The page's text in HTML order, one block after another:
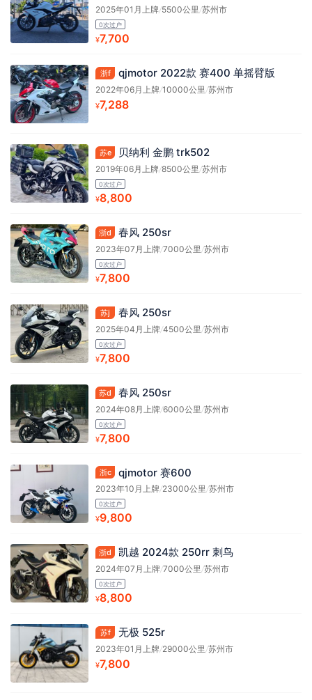
2025年01月上牌/5500公里 /苏州市
0次过户
¥7,700
浙f qjmotor 2022款 赛400 单摇臂版
2022年06月上牌/10000公里 /苏州市
¥7,288
苏e 贝纳利 金鹏 trk502
2019年06月上牌/8500公里 /苏州市
0次过户
¥8,800
浙d 春风 250sr
2023年07月上牌/7000公里 /苏州市
0次过户
¥7,800
苏j 春风 250sr
2025年04月上牌/4500公里 /苏州市
0次过户
¥7,800
苏d 春风 250sr
2024年08月上牌/6000公里 /苏州市
0次过户
¥7,800
浙c qjmotor 赛600
2023年10月上牌/23000公里/苏州市
0次过户
¥9,800
浙d 凯越 2024款 250rr 刺鸟
2024年07月上牌/7000公里/苏州市
0次过户
¥8,800
苏f 无极 525r
2023年01月上牌/29000公里/苏州市
¥7,800